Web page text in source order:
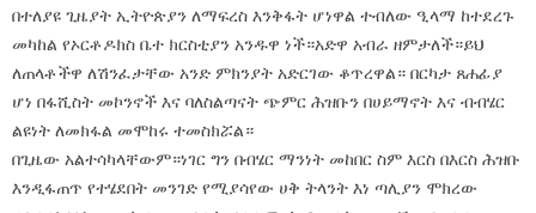
በተለያዩ ጊዜያት ኢትዮጵያን ለማፍረስ እንቅፋት ሆነዋል ተብለው ዒላማ ከተደረጉ
መካከል የኦርቶዶክስ ቤተ ክርስቲያን አንዱዋ ነች።አድዋ አብራ ዘምታለች።ይህ
ለጠላቶችዋ ለሽንፈታቸው አንድ ምክንያት አድርገው ቆጥረዋል። በርካታ ጸሐፊያ
ሆነ በፋሺስት መኮንኖች እና ባለስልጣናት ጭምር ሕዝቡን በሀይማኖት እና ብብሄር
ልዩነት ለመክፋል መሞከሩ ተመስክሯል።
በጊዜው አልተሳካላቸውም።ነገር ግን በብሄር ማንነት መከበር ስም እርስ በእርስ ሕዝቡ
እንዲፋጠጥ የተሄደበት መንገድ የሚያሳየው ሀቅ ትላንት እነ ጣሊያን ሞክረው